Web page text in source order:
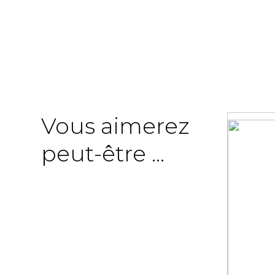
Vous aimerez
peut-être ...